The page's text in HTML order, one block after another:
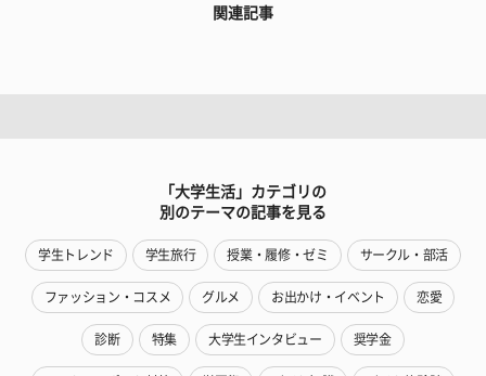
関連記事
「大学生活」カテゴリの
別のテーマの記事を見る
学生トレンド 学生旅行 授業・履修・ゼミ サークル・部活
ファッション・コスメ グルメ お出かけ・イベント 恋愛
診断 特集 大学生インタビュー 奨学金